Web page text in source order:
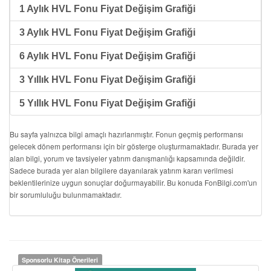
1 Aylık HVL Fonu Fiyat Değişim Grafiği
3 Aylık HVL Fonu Fiyat Değişim Grafiği
6 Aylık HVL Fonu Fiyat Değişim Grafiği
3 Yıllık HVL Fonu Fiyat Değişim Grafiği
5 Yıllık HVL Fonu Fiyat Değişim Grafiği
Bu sayfa yalnızca bilgi amaçlı hazırlanmıştır. Fonun geçmiş performansı
gelecek dönem performansı için bir gösterge oluşturmamaktadır. Burada yer
alan bilgi, yorum ve tavsiyeler yatırım danışmanlığı kapsamında değildir.
Sadece burada yer alan bilgilere dayanılarak yatırım kararı verilmesi
beklentilerinize uygun sonuçlar doğurmayabilir. Bu konuda FonBilgi.com'un
bir sorumluluğu bulunmamaktadır.
Sponsorlu Kitap Önerileri